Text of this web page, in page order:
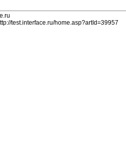
test.interface.ru/home.asp?artId=39957